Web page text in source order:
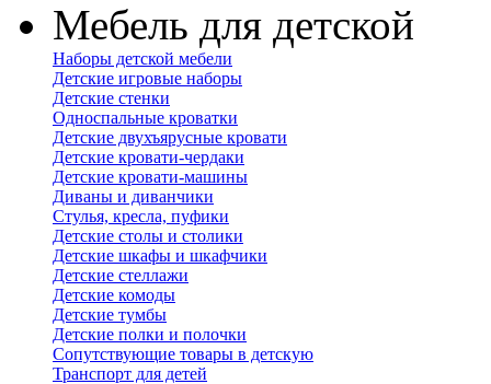
Мебель для детской
Наборы детской мебели
Детские игровые наборы
Детские стенки
Односпальные кроватки
Детские двухъярусные кровати
Детские кровати-чердаки
Детские кровати-машины
Диваны и диванчики
Стулья, кресла, пуфики
Детские столы и столики
Детские шкафы и шкафчики
Детские стеллажи
Детские комоды
Детские тумбы
Детские полки и полочки
Сопутствующие товары в детскую
Транспорт для детей